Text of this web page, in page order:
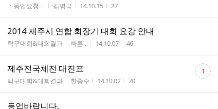
게시판명
ㆍ등업요청ㆍ 작성자
김병극 작성시간
14.10.15 조회수
27
2014 제주시 연합 회장기 대회 요강 안내
게시판명
탁구대회&대회결과 작성자
빠른... 작성시간
14.10.07 조회수
46
제주전국체전 대진표
게시판명
탁구대회&대회결과 작성자
한종수 작성시간
14.10.02 조회수
70
댓
글 1
등업바랍니다.